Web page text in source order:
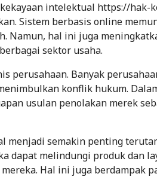
intelektual https://hak-
Sistem berbasis online
Namun, hal ini juga
sektor usaha.
perusahaan. Banyak
konflik hukum.
usulan penolakan merek
menjadi semakin penting
dapat melindungi produk dan
Hal ini juga berdampak